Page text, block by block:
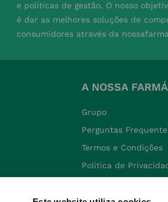
e políticas de gestão. O nosso
é dar as melhores soluções de
consumidores através da
A NOSSA
Grupo
Perguntas
Termos e Condições
Política de